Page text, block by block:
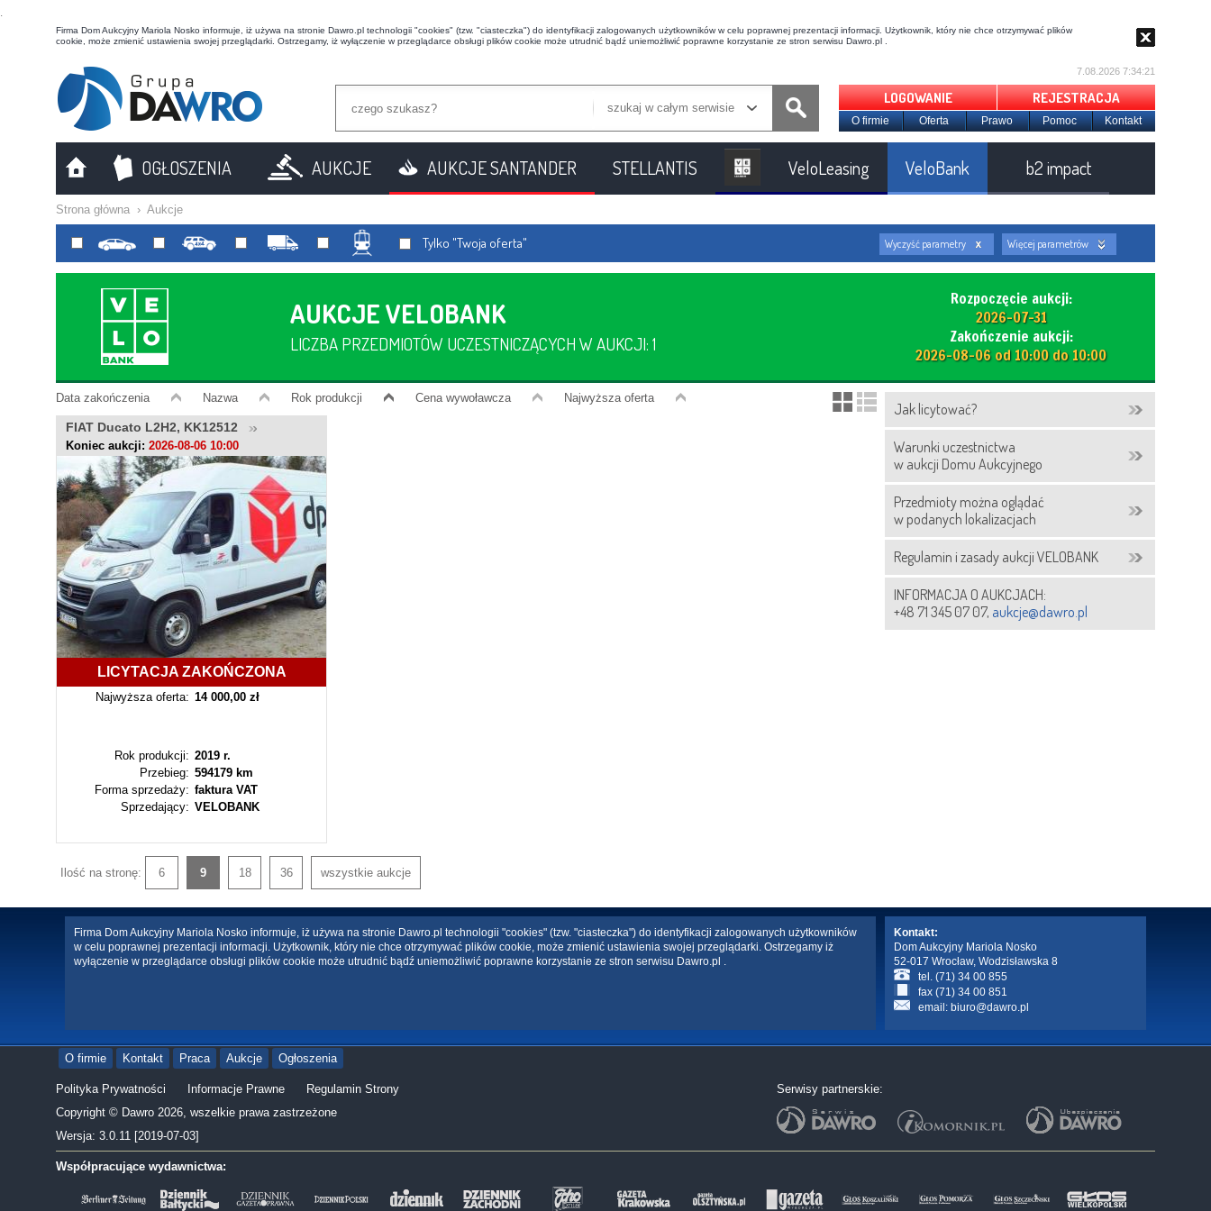
t
Firma Dom Aukcyjny Mariola Nosko informuje, iż używa na stronie Dawro.pl technologii "cookies" (tzw. "ciasteczka") do identyfikacji zalogowanych użytkowników w celu poprawnej prezentacji informacji. Użytkownik, który nie chce otrzymywać plików
cookie, może zmienić ustawienia swojej przeglądarki. Ostrzegamy, iż wyłączenie w przeglądarce obsługi plików cookie może utrudnić bądź uniemożliwić poprawne korzystanie ze stron serwisu Dawro.pl .
szukaj w całym serwisie
7.08.2026 7:34:21
LOGOWANIE REJESTRACJA
O firmie Oferta Prawo Pomoc Kontakt
OGŁOSZENIA AUKCJE AUKCJE SANTANDER STELLANTIS VeloLeasing VeloBank b2 impact
Strona główna › Aukcje
Tylko "Twoja oferta" Wyczyść parametry Więcej parametrów
AUKCJE VELOBANK
LICZBA PRZEDMIOTÓW UCZESTNICZĄCYCH W AUKCJI: 1
Rozpoczęcie aukcji:
2026-07-31
Zakończenie aukcji:
2026-08-06 od 10:00 do 10:00
Jak licytować?
Warunki uczestnictwa
w aukcji Domu Aukcyjnego
Przedmioty można oglądać
w podanych lokalizacjach
Regulamin i zasady aukcji VELOBANK
INFORMACJA O AUKCJACH:
+48 71 345 07 07, aukcje@dawro.pl
Data zakończenia Nazwa Rok produkcji Cenawywoławcza Najwyższa oferta
FIAT Ducato L2H2, KK12512
Koniec aukcji: 2026-08-06 10:00
LICYTACJA ZAKOŃCZONA
Najwyższa oferta: 14 000,00 zł
Rok produkcji: 2019 r.
Przebieg: 594179 km
Forma sprzedaży: faktura VAT
Sprzedający: VELOBANK
Ilość na stronę: 6 9 18 36 wszystkie aukcje
Firma Dom Aukcyjny Mariola Nosko informuje, iż używa na stronie Dawro.pl technologii "cookies" (tzw. "ciasteczka") do identyfikacji zalogowanych użytkowników
w celu poprawnej prezentacji informacji. Użytkownik, który nie chce otrzymywać plików cookie, może zmienić ustawienia swojej przeglądarki. Ostrzegamy iż
wyłączenie w przeglądarce obsługi plików cookie może utrudnić bądź uniemożliwić poprawne korzystanie ze stron serwisu Dawro.pl .
Kontakt:
Dom Aukcyjny Mariola Nosko
52-017 Wrocław, Wodzisławska 8
tel. (71) 34 00 855
fax (71) 34 00 851
email: biuro@dawro.pl
O firmie Kontakt Praca Aukcje Ogłoszenia
Polityka Prywatności Informacje Prawne
Regulamin Strony
Copyright © Dawro 2026, wszelkie prawa zastrzeżone
Wersja: 3.0.11 [2019-07-03]
Serwisy partnerskie:
Współpracujące wydawnictwa: